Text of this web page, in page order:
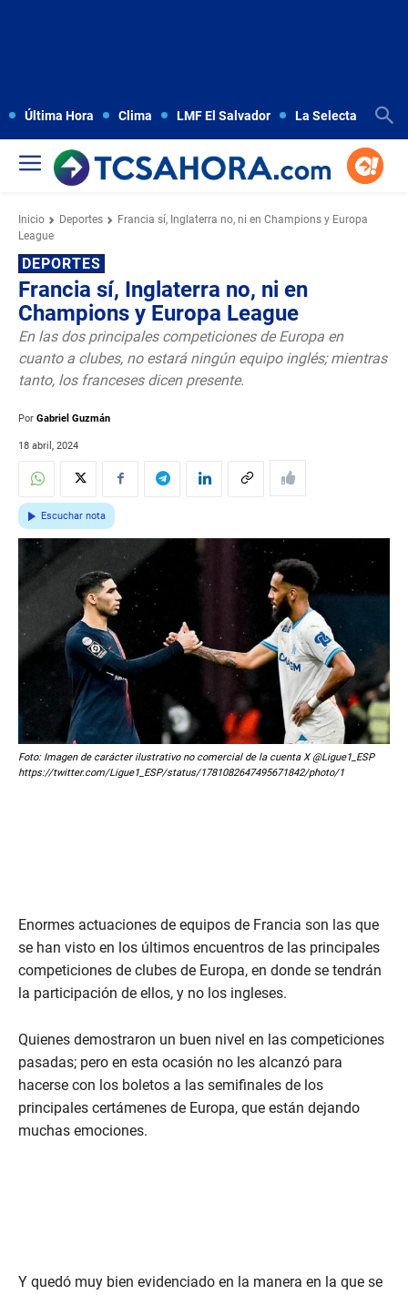
Última Hora Clima LMF El Salvador La Selecta
Inicio Deportes
Francia sí, Inglaterra no, ni en Champions y Europa
League
DEPORTES
Francia sí, Inglaterra no, ni en
Champions y Europa League
En las dos principales competiciones de Europa en
cuanto a clubes, no estará ningún equipo inglés; mientras
tanto, los franceses dicen presente.
Por Gabriel Guzmán
18 abril, 2024
Escuchar nota
Foto: Imagen de carácter ilustrativo no comercial de la cuenta X @Ligue1_ESP
https://twitter.com/Ligue1_ESP/status/1781082647495671842/photo/1
Enormes actuaciones de equipos de Francia son las que
se han visto en los últimos encuentros de las principales
competiciones de clubes de Europa, en donde se tendrán
la participación de ellos, y no los ingleses.
Quienes demostraron un buen nivel en las competiciones
pasadas; pero en esta ocasión no les alcanzó para
hacerse con los boletos a las semifinales de los
principales certámenes de Europa, que están dejando
muchas emociones.
Y quedó muy bien evidenciado en la manera en la que se